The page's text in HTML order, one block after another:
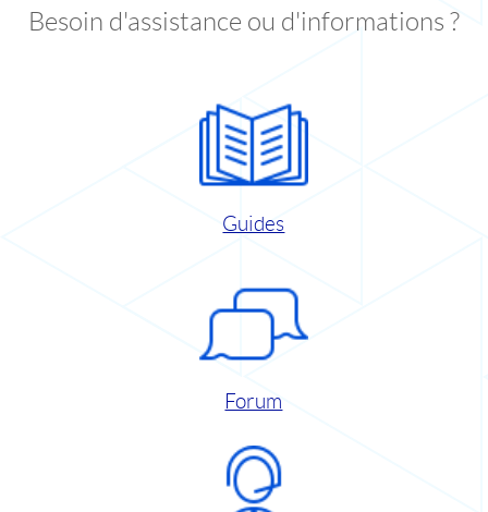
Besoin d'assistance ou d'informations ?
Guides
Forum